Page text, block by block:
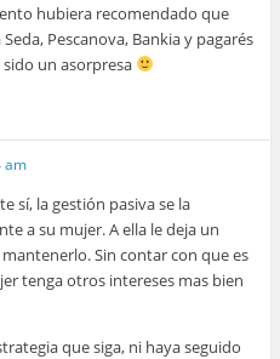
hubiera recomendado que
Pescanova, Bankia y pagarés
un asorpresa
am
sí, la gestión pasiva se la
a su mujer. A ella le deja un
Sin contar con que es
tenga otros intereses mas bien
que siga, ni haya seguido